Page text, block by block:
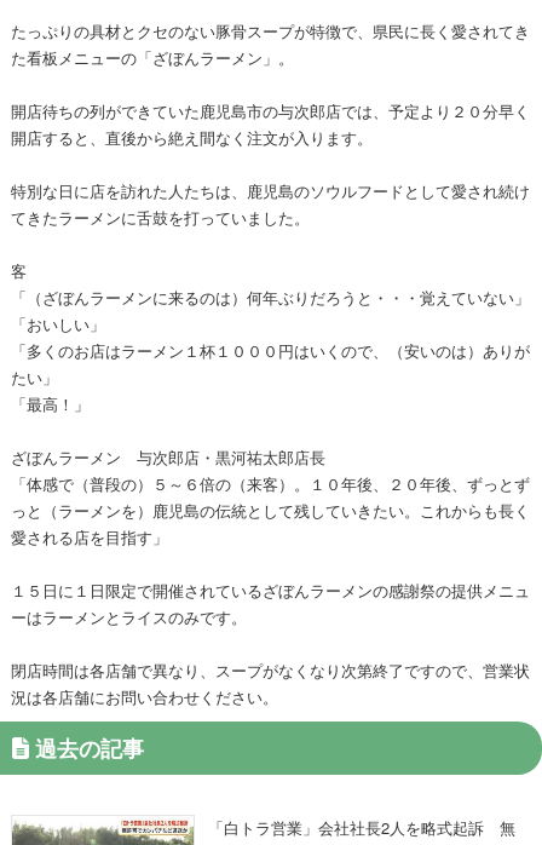
たっぷりの具材とクセのない豚骨スープが特徴で、県民に長く愛されてき
た看板メニューの「ざぼんラーメン」。
開店待ちの列ができていた鹿児島市の与次郎店では、予定より２０分早く
開店すると、直後から絶え間なく注文が入ります。
特別な日に店を訪れた人たちは、鹿児島のソウルフードとして愛され続け
てきたラーメンに舌鼓を打っていました。
客
「（ざぼんラーメンに来るのは）何年ぶりだろうと・・・覚えていない」
「おいしい」
「多くのお店はラーメン１杯１０００円はいくので、（安いのは）ありが
たい」
「最高！」
ざぼんラーメン 与次郎店・黒河祐太郎店長
「体感で（普段の）５～６倍の（来客）。１０年後、２０年後、ずっとず
っと（ラーメンを）鹿児島の伝統として残していきたい。これからも長く
愛される店を目指す」
１５日に１日限定で開催されているざぼんラーメンの感謝祭の提供メニュ
ーはラーメンとライスのみです。
閉店時間は各店舗で異なり、スープがなくなり次第終了ですので、営業状
況は各店舗にお問い合わせください。
過去の記事
「白トラ営業」会社社長2人を略式起訴 無